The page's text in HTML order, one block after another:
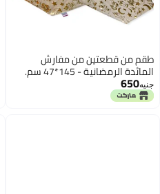
طقم من قطعتين من مفارش
المائدة الرمضانية - 145*47 سم.
جنيه650